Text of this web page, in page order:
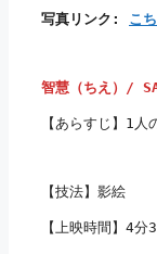
写真リンク: こ
智慧（ちえ）/
【あらすじ】1
【技法】影絵
【上映時間】4分